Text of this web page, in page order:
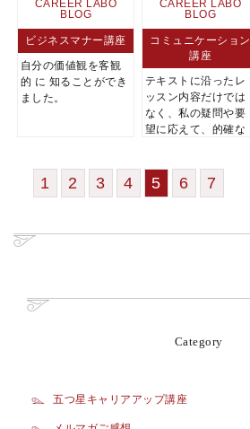
CAREER LABO
BLOG
ビジネスマナー講座
自分の価値観を客観
的 に 知ることができ
ました。
CAREER LABO
BLOG
コミュニケーション
講座
テキストに沿ったレ
ッスン内容だけでは
なく、私の疑問や要
望に応えて、的確な
1 2 3 4 5 6 7
Category
五つ星キャリアアップ講座